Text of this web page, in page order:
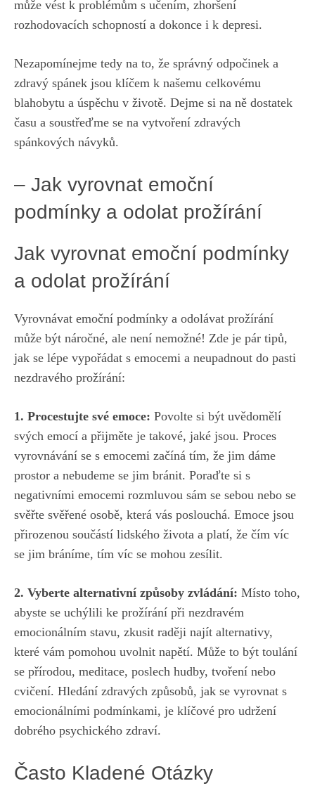
⁢může vést​ k problémům s učením, zhoršení
rozhodovacích schopností⁤ a dokonce⁣ i ‍k⁢ depresi.
Nezapomínejme tedy na to, že ⁤správný odpočinek a‌
zdravý spánek jsou klíčem k​ našemu celkovému
blahobytu a úspěchu v životě. Dejme si na ně dostatek
času a soustřeďme se na vytvoření ​zdravých
spánkových návyků.
– Jak vyrovnat emoční
podmínky a odolat⁢ prožírání
Jak vyrovnat⁣ emoční podmínky
a ‌odolat prožírání
Vyrovnávat ⁢emoční podmínky a odolávat prožírání
může být náročné, ale není ⁢nemožné!​ Zde je pár⁢ tipů,
jak se lépe vypořádat⁤ s emocemi a neupadnout do pasti
nezdravého prožírání:
1. ‍Procestujte své emoce: Povolte si být uvědomělí
svých emocí a přijměte je takové, jaké jsou. Proces
vyrovnávání se s emocemi⁤ začíná tím, že jim dáme
prostor a nebudeme se jim ⁤bránit. Poraďte si s
negativními emocemi rozmluvou sám se ⁣sebou nebo se
svěřte svěřené osobě, která​ vás poslouchá. Emoce ⁤jsou
přirozenou součástí lidského života⁢ a platí,⁢ že čím víc
‌se ​jim bráníme, tím víc se mohou zesílit.
2. Vyberte alternativní‌ způsoby zvládání: Místo‍ toho,
abyste se uchýlili ke prožírání⁢ při nezdravém
emocionálním stavu, zkusit raději najít alternativy,
které vám pomohou uvolnit napětí. Může to být toulání
se přírodou, meditace, poslech hudby, tvoření nebo
cvičení. Hledání zdravých způsobů, jak se vyrovnat s
emocionálními podmínkami, je klíčové pro udržení
dobrého psychického zdraví.
Často Kladené Otázky